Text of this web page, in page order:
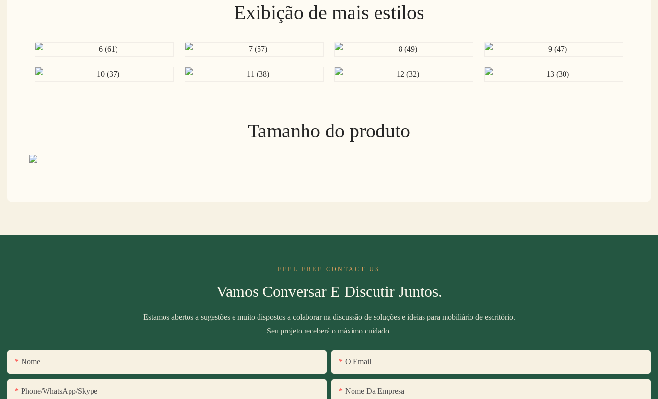
Exibição de mais estilos
Tamanho do produto
FEEL FREE CONTACT US
Vamos Conversar E Discutir Juntos.
Estamos abertos a sugestões e muito dispostos a colaborar na discussão de soluções e ideias para mobiliário de escritório.
Seu projeto receberá o máximo cuidado.
Nome O Email
Phone/WhatsApp/Skype Nome Da Empresa